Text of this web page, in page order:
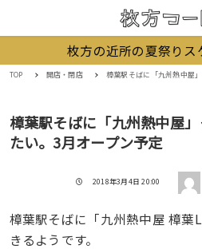
枚方の近所の夏祭りス
TOP 開店・閉店 樟葉駅そばに「九州熱中屋」って
樟葉駅そばに「九州熱中屋
たい。3月オープン予定
投稿日
2018年3月4日 20:00 著者
樟葉駅そばに「九州熱中屋 樟葉
きるようです。